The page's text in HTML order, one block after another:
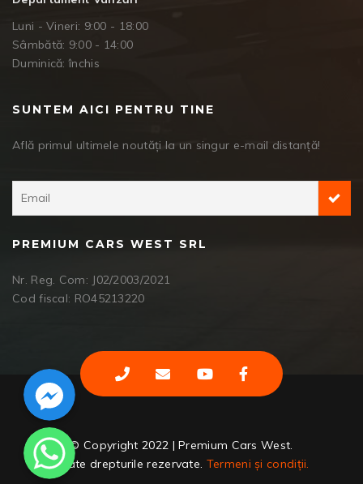
Luni - Vineri: 9:00 - 18:00
Sâmbătă: 9:00 - 14:00
Duminică: închis
SUNTEM AICI PENTRU TINE
Află primul ultimele noutăți la un singur e-mail distanță!
PREMIUM CARS WEST SRL
Nr. Reg. Com: J02/2003/2021
Cod fiscal: RO45213220
© Copyright 2022 | Premium Cars West.
Toate drepturile rezervate. Termeni și condiții.
Facebook Messenger
WhatsApp